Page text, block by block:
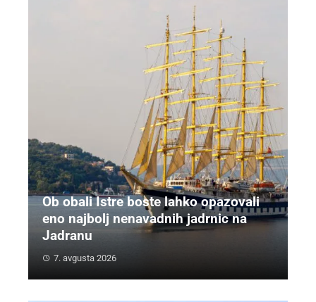
Ob obali Istre boste lahko opazovali
eno najbolj nenavadnih jadrnic na
Jadranu
7. avgusta 2026